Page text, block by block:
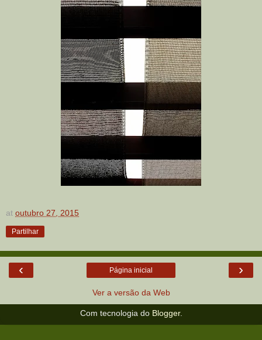
at outubro 27, 2015
Partilhar
‹ ›
Página inicial
Ver a versão da Web
Com tecnologia do Blogger.